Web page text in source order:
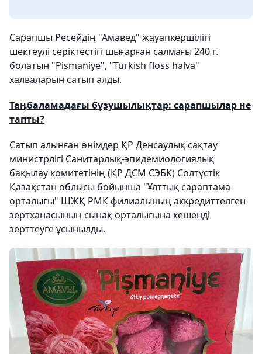
Сарапшы Ресейдің "Амавед" жауапкершілігі
шектеулі серіктестігі шығарған салмағы 240 г.
болатын "Pismaniye", "Turkish floss halva"
халваларын сатып алды.
Таңбаламадағы бұзушылықтар: сарапшылар не
тапты?
Сатып алынған өнімдер ҚР Денсаулық сақтау
министрлігі Санитарлық-эпидемиологиялық
бақылау комитетінің (ҚР ДСМ СЭБК) Солтүстік
Қазақстан облысы бойынша "Ұлттық сараптама
орталығы" ШЖҚ РМК филиалының аккредиттелген
зертханасының сынақ орталығына кешенді
зерттеуге ұсынылды.